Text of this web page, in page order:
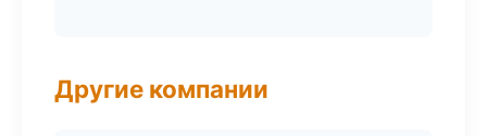
Другие компании